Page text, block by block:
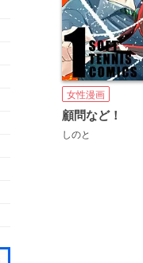
女性漫画
顧問など！
しのと